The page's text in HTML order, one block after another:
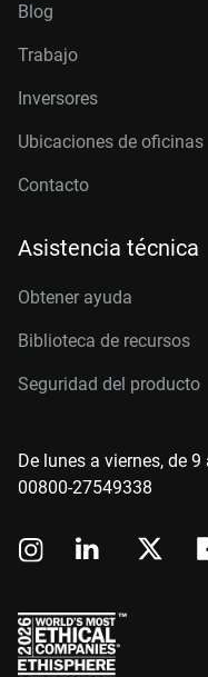
Blog
Trabajo
Inversores
Ubicaciones de oficinas
Contacto
Asistencia técnica
Obtener ayuda
Biblioteca de recursos
Seguridad del producto
De lunes a viernes, de
00800-27549338